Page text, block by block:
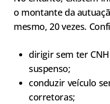
o montante da
mesmo, 20 vezes.
dirigir sem ter
suspenso;
conduzir veículo
corretoras;